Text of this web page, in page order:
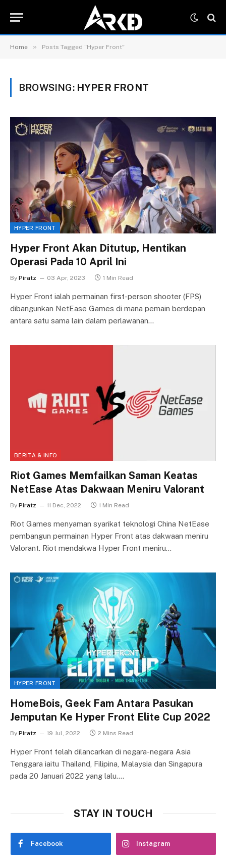
Home » Posts Tagged "Hyper Front"
BROWSING: HYPER FRONT
HYPER FRONT
Hyper Front Akan Ditutup, Hentikan
Operasi Pada 10 April Ini
By Piratz 03 Apr, 2023 1 Min Read
Hyper Front ialah permainan first-person shooter (FPS)
dibangunkan NetEase Games di mana pemain berdepan
antara satu sama lain dalam perlawanan…
BERITA & INFO
Riot Games Memfailkan Saman Keatas
NetEase Atas Dakwaan Meniru Valorant
By Piratz 11 Dec, 2022 1 Min Read
Riot Games menyaman syarikat teknologi China NetEase
pembangun permainan Hyper Front atas dakwaan meniru
Valorant. Riot mendakwa Hyper Front meniru…
HYPER FRONT
HomeBois, Geek Fam Antara Pasukan
Jemputan Ke Hyper Front Elite Cup 2022
By Piratz 19 Jul, 2022 2 Mins Read
Hyper Front telah dilancarkan di negara-negara Asia
Tenggara iaitu Thailand, Filipina, Malaysia dan Singapura
pada 20 Januari 2022 yang lalu.…
STAY IN TOUCH
Facebook Instagram